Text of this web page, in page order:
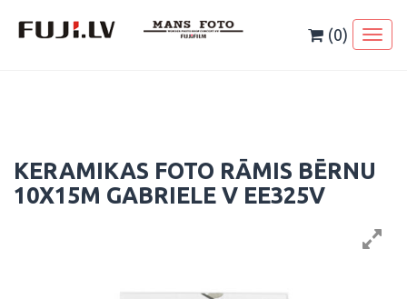
(0)
KERAMIKAS FOTO RĀMIS BĒRNU
10X15M GABRIELE V EE325V